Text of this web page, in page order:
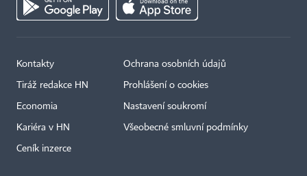
Kontakty
Tiráž redakce HN
Economia
Kariéra v HN
Ceník inzerce
Ochrana osobních údajů
Prohlášení o cookies
Nastavení soukromí
Všeobecné smluvní podmínky